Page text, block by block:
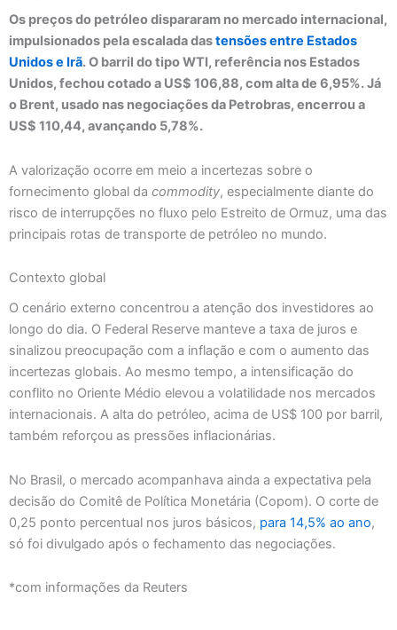
Os preços do petróleo dispararam no mercado internacional,
impulsionados pela escalada dastensões entre Estados
Unidos e Irã. O barril do tipo WTI, referência nos Estados
Unidos, fechou cotado a US$ 106,88, com alta de 6,95%. Já
o Brent, usado nas negociações da Petrobras, encerrou a
US$ 110,44, avançando 5,78%.
A valorização ocorre em meio a incertezas sobre o
fornecimento global da commodity, especialmente diante do
risco de interrupções no fluxo pelo Estreito de Ormuz, uma das
principais rotas de transporte de petróleo no mundo.
Contexto global
O cenário externo concentrou a atenção dos investidores ao
longo do dia. O Federal Reserve manteve a taxa de juros e
sinalizou preocupação com a inflação e com o aumento das
incertezas globais. Ao mesmo tempo, a intensificação do
conflito no Oriente Médio elevou a volatilidade nos mercados
internacionais. A alta do petróleo, acima de US$ 100 por barril,
também reforçou as pressões inflacionárias.
No Brasil, o mercado acompanhava ainda a expectativa pela
decisão do Comitê de Política Monetária (Copom). O corte de
0,25 ponto percentual nos juros básicos, para 14,5% ao ano,
só foi divulgado após o fechamento das negociações.
*com informações da Reuters